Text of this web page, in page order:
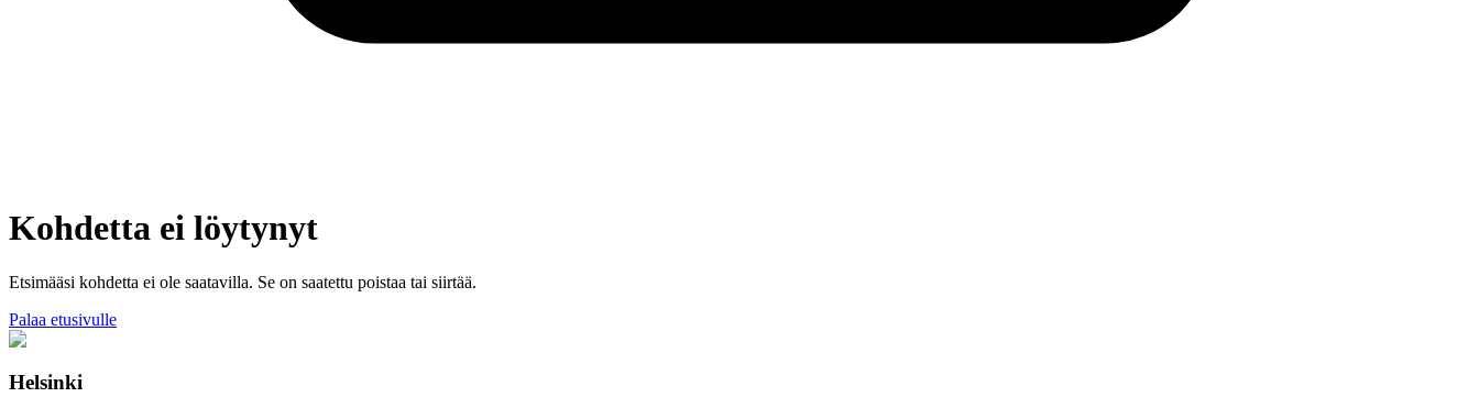
Kohdetta ei löytynyt
Etsimääsi kohdetta ei ole saatavilla. Se on saatettu poistaa tai siirtää.
Palaa etusivulle
Helsinki